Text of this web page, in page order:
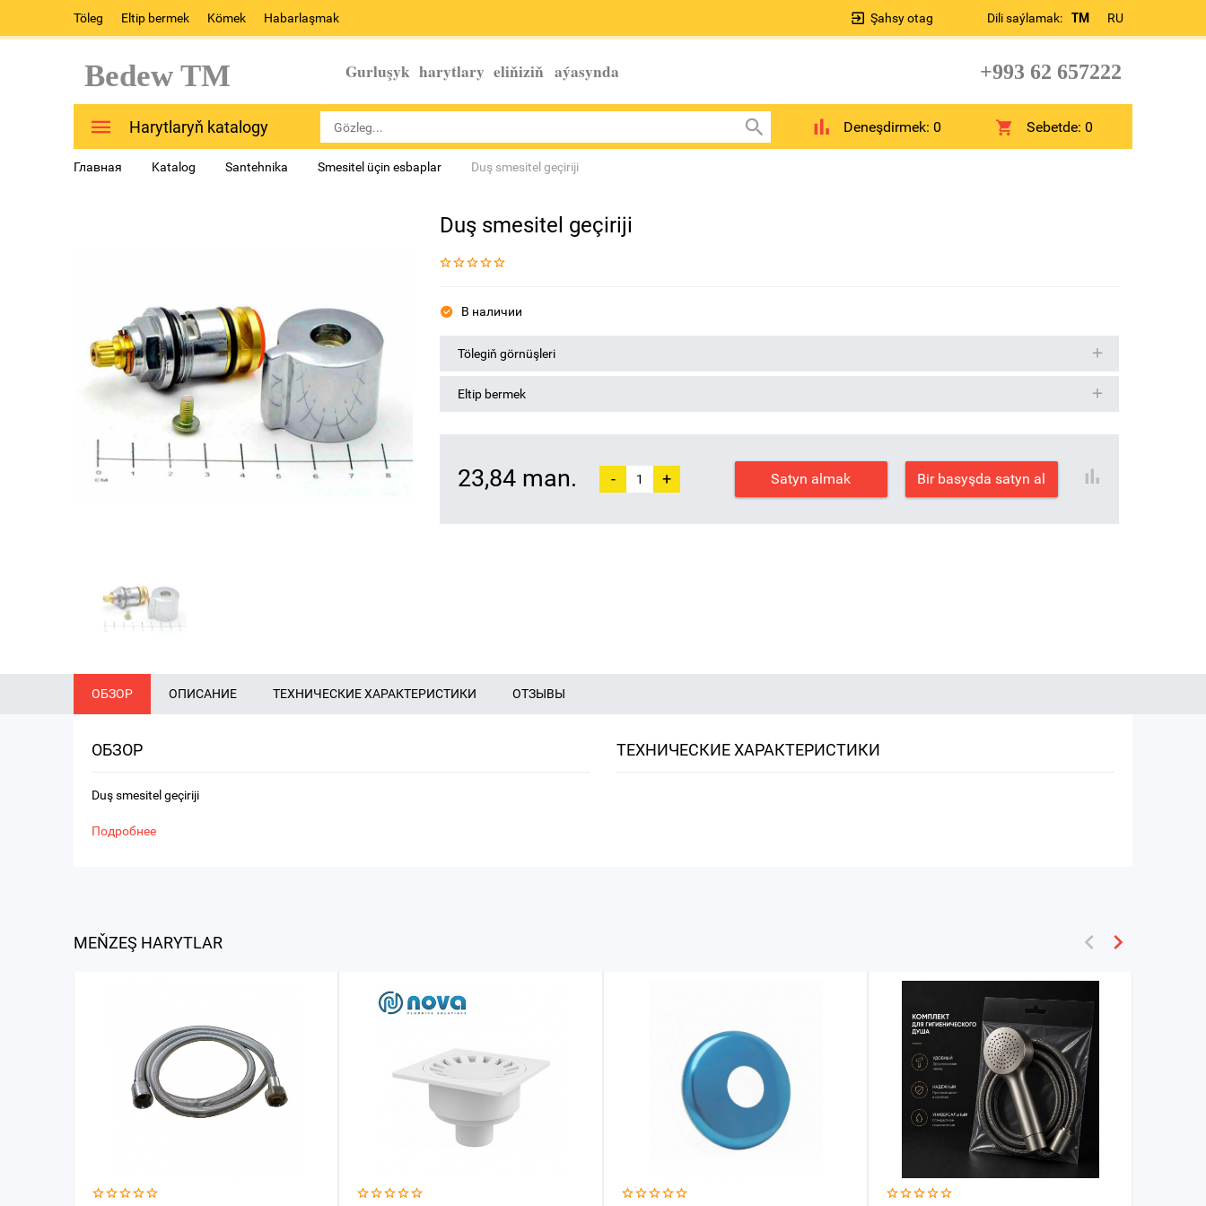
Töleg Eltip bermek Kömek Habarlaşmak Dili saýlamak: TM RU
Şahsy otag
Bedew TM Gurluşyk harytlary eliňiziň aýasynda +993 62 657222
Harytlaryň katalogy Deneşdirmek: 0 Sebetde:0
Главная Katalog Santehnika Smesitel üçin esbaplar Duş smesitel geçiriji
Duş smesitel geçiriji
В наличии
Tölegiň görnüşleri
Eltip bermek
23,84 man. - + Satyn almak Bir basyşda satyn al
ОБЗОР ОПИСАНИЕ ТЕХНИЧЕСКИЕ ХАРАКТЕРИСТИКИ ОТЗЫВЫ
ОБЗОР
Duş smesitel geçiriji
Подробнее
ТЕХНИЧЕСКИЕ ХАРАКТЕРИСТИКИ
MEŇZEŞ HARYTLAR